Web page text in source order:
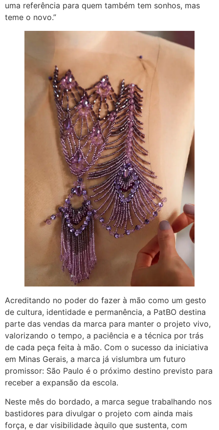
uma referência para quem também tem sonhos, mas
teme o novo.”
Acreditando no poder do fazer à mão como um gesto
de cultura, identidade e permanência, a PatBO destina
parte das vendas da marca para manter o projeto vivo,
valorizando o tempo, a paciência e a técnica por trás
de cada peça feita à mão. Com o sucesso da iniciativa
em Minas Gerais, a marca já vislumbra um futuro
promissor: São Paulo é o próximo destino previsto para
receber a expansão da escola.
Neste mês do bordado, a marca segue trabalhando nos
bastidores para divulgar o projeto com ainda mais
força, e dar visibilidade àquilo que sustenta, com